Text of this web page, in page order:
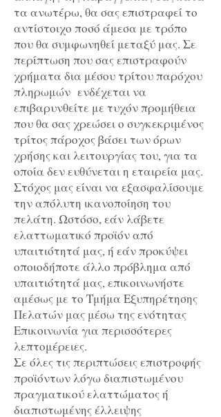
τα ανωτέρω, θα σας επιστραφεί το
αντίστοιχο ποσό άμεσα με τρόπο
που θα συμφωνηθεί μεταξύ μας. Σε
περίπτωση που σας επιστραφούν
χρήματα δια μέσου τρίτου παρόχου
πληρωμών ενδέχεται να
επιβαρυνθείτε με τυχόν προμήθεια
που θα σας χρεώσει ο συγκεκριμένος
τρίτος πάροχος βάσει των όρων
χρήσης και λειτουργίας του, για τα
οποία δεν ευθύνεται η εταιρεία μας.
Στόχος μας είναι να εξασφαλίσουμε
την απόλυτη ικανοποίηση του
πελάτη. Ωστόσο, εάν λάβετε
ελαττωματικό προϊόν από
υπαιτιότητά μας, ή εάν προκύψει
οποιοδήποτε άλλο πρόβλημα από
υπαιτιότητά μας, επικοινωνήστε
αμέσως με το Τμήμα Εξυπηρέτησης
Πελατών μας μέσω της ενότητας
Επικοινωνία για περισσότερες
λεπτομέρειες.
Σε όλες τις περιπτώσεις επιστροφής
προϊόντων λόγω διαπιστωμένου
πραγματικού ελαττώματος ή
διαπιστωμένης έλλειψης